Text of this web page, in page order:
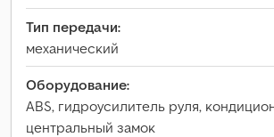
Тип передачи:
механический
Оборудование:
ABS, гидроусилитель руля,
центральный замок